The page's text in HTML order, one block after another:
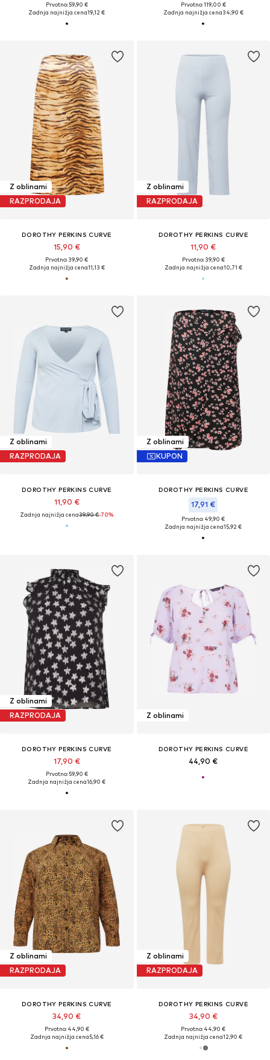
Prvotno: 59,90 €
Zadnja najnižja cena19,12 €
Prvotno: 119,00 €
Zadnja najnižja cena34,90 €
Z oblinami
RAZPRODAJA
DOROTHY PERKINS CURVE
15,90 €
Prvotno: 39,90 €
Zadnja najnižja cena11,13 €
Z oblinami
RAZPRODAJA
DOROTHY PERKINS CURVE
11,90 €
Prvotno: 39,90 €
Zadnja najnižja cena10,71 €
Z oblinami
RAZPRODAJA
DOROTHY PERKINS CURVE
11,90 €
Zadnja najnižja cena39,90 €-70%
Z oblinami
KUPON
DOROTHY PERKINS CURVE
17,91 €
Prvotno: 49,90 €
Zadnja najnižja cena15,92 €
Z oblinami
RAZPRODAJA
DOROTHY PERKINS CURVE
17,90 €
Prvotno: 59,90 €
Zadnja najnižja cena16,90 €
Z oblinami
DOROTHY PERKINS CURVE
44,90 €
Z oblinami
RAZPRODAJA
DOROTHY PERKINS CURVE
34,90 €
Prvotno: 44,90 €
Zadnja najnižja cena5,16 €
Z oblinami
RAZPRODAJA
DOROTHY PERKINS CURVE
34,90 €
Prvotno: 44,90 €
Zadnja najnižja cena12,90 €